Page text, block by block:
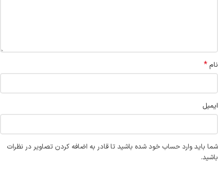
نام*
ایمیل
شما باید وارد حساب خود شده باشید تا قادر به اضافه کردن تصاویر در نظرات
باشید.